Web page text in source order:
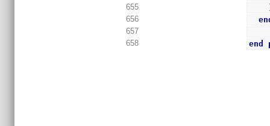
655
656
657
658
end